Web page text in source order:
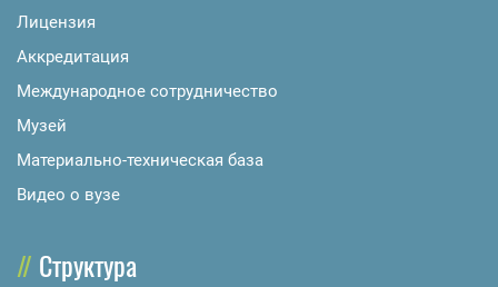
Лицензия
Аккредитация
Международное сотрудничество
Музей
Материально-техническая база
Видео о вузе
Структура